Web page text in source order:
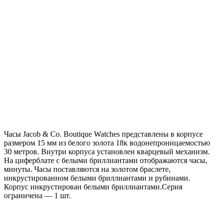
Часы Jacob & Co. Boutique Watches представлены в корпусе
размером 15 мм из белого золота 18к водонепроницаемостью
30 метров. Внутри корпуса установлен кварцевый механизм.
На циферблате с белыми бриллиантами отображаются часы,
минуты. Часы поставляются на золотом браслете,
инкрустированном белыми бриллиантами и рубинами.
Корпус инкрустирован белыми бриллиантами.Серия
ограничена — 1 шт.